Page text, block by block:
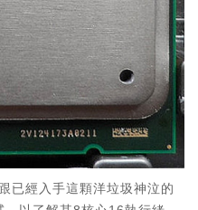
已經入手這顆洋垃圾神泣的